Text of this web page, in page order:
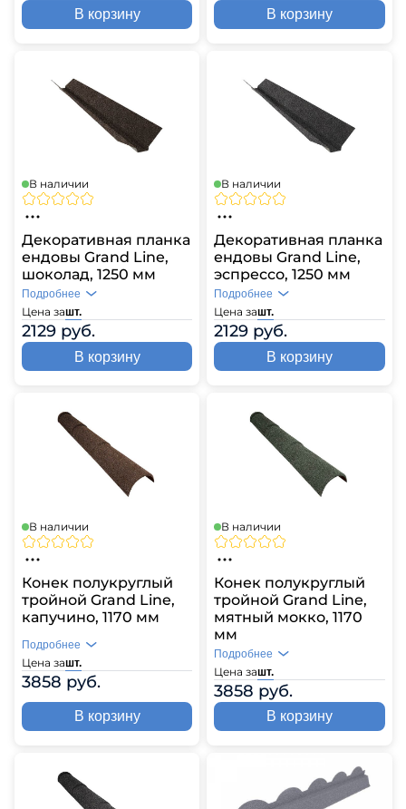
В корзину В корзину
В наличии
Декоративная планка
ендовы Grand Line,
шоколад, 1250 мм
Цена зашт.
2129 руб.
Подробнее
В корзину
В наличии
Декоративная планка
ендовы Grand Line,
эспрессо, 1250 мм
Цена зашт.
2129 руб.
Подробнее
В корзину
В наличии
Конек полукруглый
тройной Grand Line,
капучино, 1170 мм
Цена зашт.
3858 руб.
Подробнее
В корзину
В наличии
Конек полукруглый
тройной Grand Line,
мятный мокко, 1170
мм
Цена зашт.
3858 руб.
Подробнее
В корзину